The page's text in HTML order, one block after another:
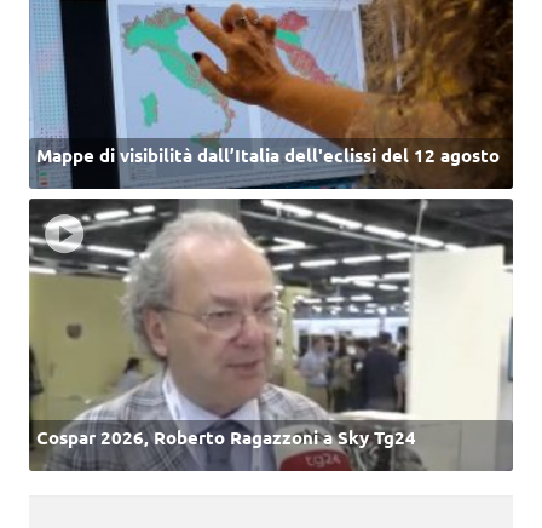
Mappe di visibilità dall’Italia dell'eclissi del 12 agosto
Cospar 2026, Roberto Ragazzoni a Sky Tg24